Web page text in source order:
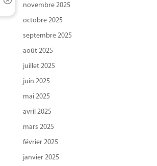
novembre 2025
octobre 2025
septembre 2025
août 2025
juillet 2025
juin 2025
mai 2025
avril 2025
mars 2025
février 2025
janvier 2025